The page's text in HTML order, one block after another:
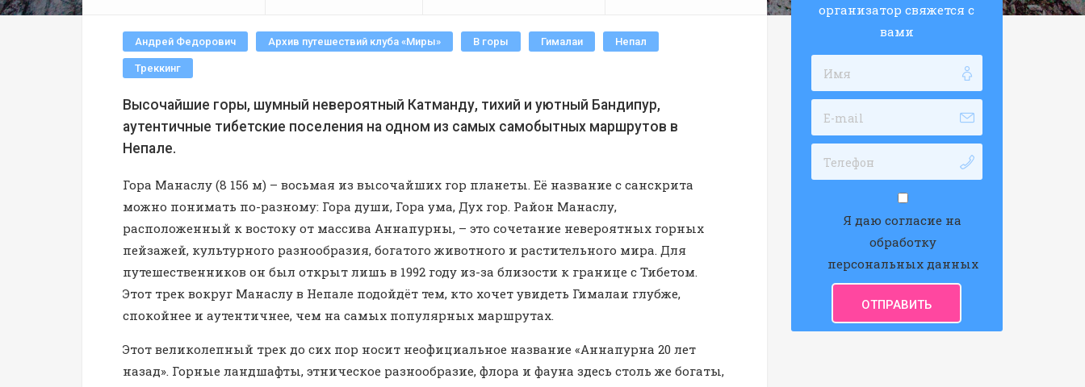
Андрей Федорович Архив путешествий клуба «Миры» В горы Гималаи Непал
Треккинг
Высочайшие горы, шумный невероятный Катманду, тихий и уютный Бандипур,
аутентичные тибетские поселения на одном из самых самобытных маршрутов в
Непале.
Гора Манаслу (8 156 м) – восьмая из высочайших гор планеты. Её название с санскрита
можно понимать по-разному: Гора души, Гора ума, Дух гор. Район Манаслу,
расположенный к востоку от массива Аннапурны, – это сочетание невероятных горных
пейзажей, культурного разнообразия, богатого животного и растительного мира. Для
путешественников он был открыт лишь в 1992 году из-за близости к границе с Тибетом.
Этот трек вокруг Манаслу в Непале подойдёт тем, кто хочет увидеть Гималаи глубже,
спокойнее и аутентичнее, чем на самых популярных маршрутах.
Этот великолепный трек до сих пор носит неофициальное название «Аннапурна 20 лет
назад». Горные ландшафты, этническое разнообразие, флора и фауна здесь столь же богаты,
организатор свяжется с
вами
Я даю согласие на
обработку
персональных данных